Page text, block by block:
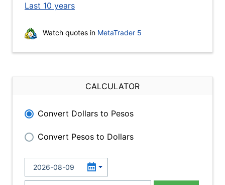
Last 10 years
Watch quotes in MetaTrader 5
CALCULATOR
Convert Dollars to Pesos
Convert Pesos to Dollars